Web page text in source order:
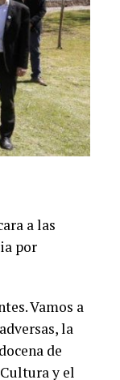
a las
por
Vamos a
la
de
y el